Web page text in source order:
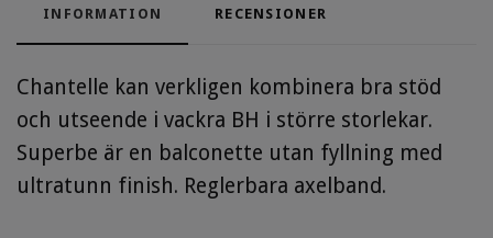
INFORMATION RECENSIONER
Chantelle kan verkligen kombinera bra stöd
och utseende i vackra BH i större storlekar.
Superbe är en balconette utan fyllning med
ultratunn finish. Reglerbara axelband.